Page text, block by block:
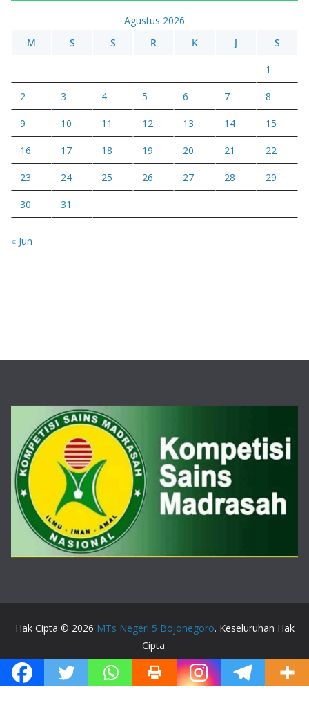
Agustus 2026
M
S S R K J S
1
2 3 4 5 6 7 8
9 10 11 12 13 14 15
16 17 18 19 20 21 22
23 24 25 26 27 28 29
30 31
« Jun
Hak Cipta © 2026 MTs Negeri 5 Bojonegoro. Keseluruhan Hak
Cipta.
Tema:ColorMagoleh ThemeGrill. Dipersembahkan oleh
WordPress.